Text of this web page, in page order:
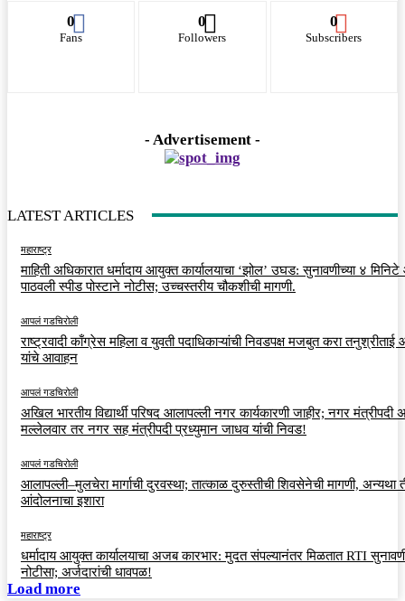
0
Fans
0
Followers
0
Subscribers
- Advertisement -
LATEST ARTICLES
महाराष्ट्र
माहिती अधिकारात धर्मादाय आयुक्त कार्यालयाचा ‘झोल’ उघड: सुनावणीच्या ४
पाठवली स्पीड पोस्टाने नोटीस; उच्चस्तरीय चौकशीची मागणी.
आपलं गडचिरोली
राष्ट्रवादी काँग्रेस महिला व युवती पदाधिकाऱ्यांची निवडपक्ष मजबुत करा तनुश्रीताई
यांचे आवाहन
आपलं गडचिरोली
अखिल भारतीय विद्यार्थी परिषद आलापल्ली नगर कार्यकारणी जाहीर; नगर मंत्रीपदी
मल्लेलवार तर नगर सह मंत्रीपदी प्रध्युमान जाधव यांची निवड!
आपलं गडचिरोली
आलापल्ली–मुलचेरा मार्गाची दुरवस्था; तात्काळ दुरुस्तीची शिवसेनेची मागणी, अन्यथा
आंदोलनाचा इशारा
महाराष्ट्र
धर्मादाय आयुक्त कार्यालयाचा अजब कारभार: मुदत संपल्यानंतर मिळतात RTI
नोटीसा; अर्जदारांची धावपळ!
Load more